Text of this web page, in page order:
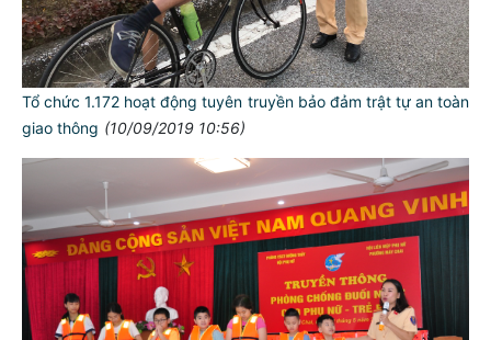
Tổ chức 1.172 hoạt động tuyên truyền bảo đảm trật tự an toàn
giao thông (10/09/2019 10:56)